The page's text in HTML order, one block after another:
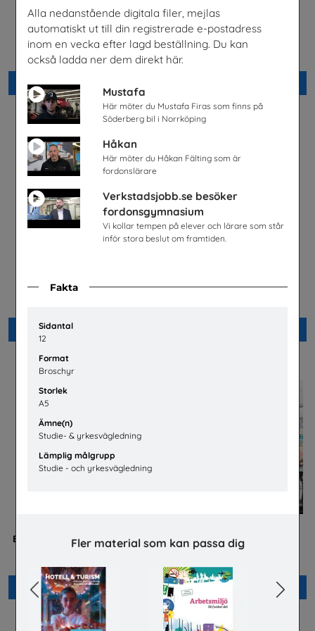
Fakta
Sidantal
12
Format
Broschyr
Storlek
A5
Ämne(n)
Studie- & yrkesvägledning
Lämplig målgrupp
Studie - och yrkesvägledning
Alla nedanstående digitala filer, mejlas
automatiskt ut till din registrerade e-postadress
inom en vecka efter lagd beställning. Du kan
också ladda ner dem direkt här.
Mustafa
Här möter du Mustafa Firas som finns på
Söderberg bil i Norrköping
Håkan
Här möter du Håkan Fälting som är
fordonslärare
Verkstadsjobb.se besöker
fordonsgymnasium
Vi kollar tempen på elever och lärare som står
inför stora beslut om framtiden.
Fler material som kan passa dig
Previous Next
Möjligheter med el- och
energiprogrammet
Installatörsföretagen Service i
Sverige AB
Beställ 0kr
Lastbilschaufför-Ett
framtidsjobb
TYA
Snabbval - SYV studier
Beställ 0kr
Betald praktik som ingenjör
(Plansch)
Beställ 0kr
Jobba på apotek
Sveriges Apoteksförening
Beställ 0kr